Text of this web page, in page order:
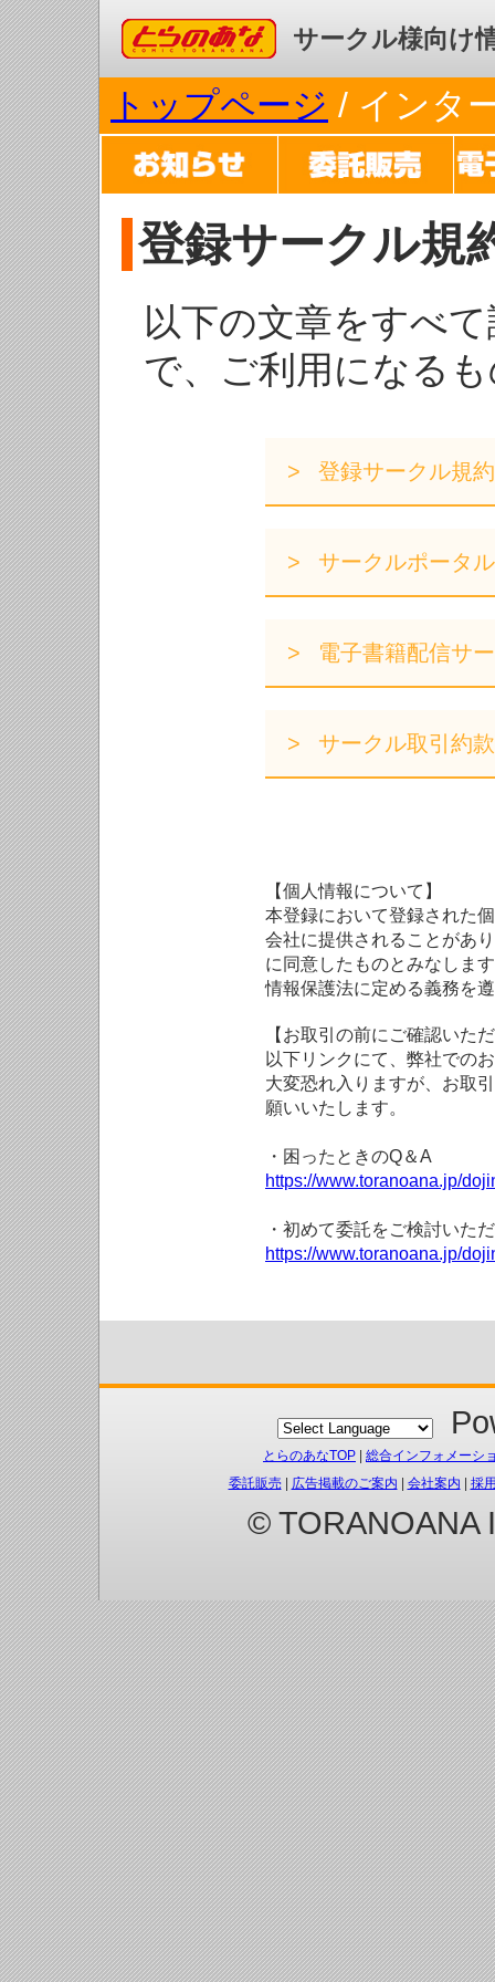
コミックとらのあな サークル様向け
トップページ / インタ
登録サークル規
以下の文章をすべ
で、ご利用になる
登録サークル規約
サークルポータ
電子書籍配信サ
サークル取引約款
【個人情報について】
本登録において登録された
会社に提供されることがあ
に同意したものとみなしま
情報保護法に定める義務を
【お取引の前にご確認いた
以下リンクにて、弊社での
大変恐れ入りますが、お取
願いいたします。
・困ったときのQ＆A
https://www.toranoana.jp/
・初めて委託をご検討いた
https://www.toranoana.jp/
とらのあなTOP
総合インフォメーシ
委託販売| 広告掲載のご案内 会社案内 採
© TORANOANA